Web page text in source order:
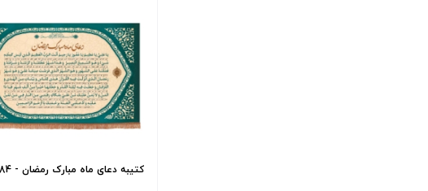
کتیبه دعای ماه مبارک رمضان - 84*140